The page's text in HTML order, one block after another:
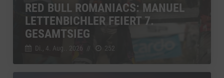
RED BULL ROMANIACS: MANUEL
LETTENBICHLER FEIERT 7.
GESAMTSIEG
Di., 4. Aug.. 2026 // 252